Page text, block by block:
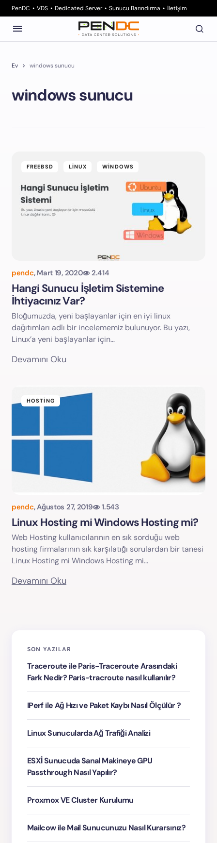
PenDC VDS Dedicated Server Sunucu Barındırma İletişim
Ev windows sunucu
windows sunucu
FREEBSD LINUX WINDOWS
pendc, Mart 19, 2020 2.414
Hangi Sunucu İşletim Sistemine
İhtiyacınız Var?
Bloğumuzda, yeni başlayanlar için en iyi linux
dağıtımları adlı bir incelememiz bulunuyor. Bu yazı,
Linux’a yeni başlayanlar için…
Devamını Oku
HOSTING
pendc, Ağustos 27, 2019 1.543
Linux Hosting mi Windows Hosting mi?
Web Hosting kullanıcılarının en sık sorduğu web
hosting firmalarının sık karşılatığı sorulardan bir tanesi
Linux Hosting mi Windows Hosting mi…
Devamını Oku
SON YAZILAR
Traceroute ile Paris-Traceroute Arasındaki
Fark Nedir? Paris-tracroute nasıl kullanılır?
IPerf ile Ağ Hızı ve Paket Kaybı Nasıl Ölçülür ?
Linux Sunucularda Ağ Trafiği Analizi
ESXİ Sunucuda Sanal Makineye GPU
Passthrough Nasıl Yapılır?
Proxmox VE Cluster Kurulumu
Mailcow ile Mail Sunucunuzu Nasıl Kurarsınız?